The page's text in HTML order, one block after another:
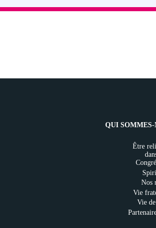
QUI SOMMES-
Être
Nos
Vie
Vie